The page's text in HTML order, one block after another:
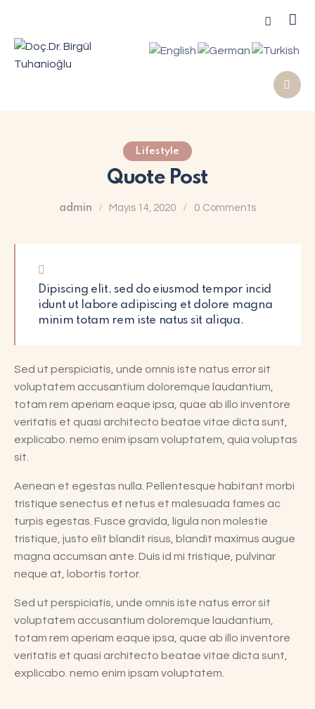
Lifestyle
Quote Post
admin Mayıs 14, 2020 0 Comments
Dipiscing elit, sed do eiusmod tempor incid
idunt ut labore adipiscing et dolore magna
minim totam rem iste natus sit aliqua.
Sed ut perspiciatis, unde omnis iste natus error sit
voluptatem accusantium doloremque laudantium,
totam rem aperiam eaque ipsa, quae ab illo inventore
veritatis et quasi architecto beatae vitae dicta sunt,
explicabo. nemo enim ipsam voluptatem, quia voluptas
sit.
Aenean et egestas nulla. Pellentesque habitant morbi
tristique senectus et netus et malesuada fames ac
turpis egestas. Fusce gravida, ligula non molestie
tristique, justo elit blandit risus, blandit maximus augue
magna accumsan ante. Duis id mi tristique, pulvinar
neque at, lobortis tortor.
Sed ut perspiciatis, unde omnis iste natus error sit
voluptatem accusantium doloremque laudantium,
totam rem aperiam eaque ipsa, quae ab illo inventore
veritatis et quasi architecto beatae vitae dicta sunt,
explicabo. nemo enim ipsam voluptatem.